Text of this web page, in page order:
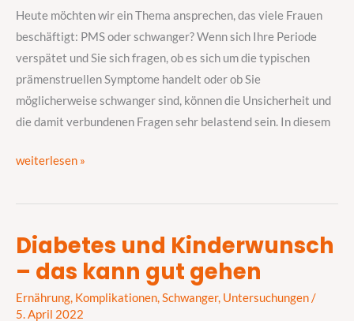
Heute möchten wir ein Thema ansprechen, das viele Frauen
beschäftigt: PMS oder schwanger? Wenn sich Ihre Periode
verspätet und Sie sich fragen, ob es sich um die typischen
prämenstruellen Symptome handelt oder ob Sie
möglicherweise schwanger sind, können die Unsicherheit und
die damit verbundenen Fragen sehr belastend sein. In diesem
Anzeichen
richtig
deuten
weiterlesen »
Diabetes und Kinderwunsch
– das kann gut gehen
Ernährung, Komplikationen,Schwanger, Untersuchungen/
5. April 2022
Diabetes
–